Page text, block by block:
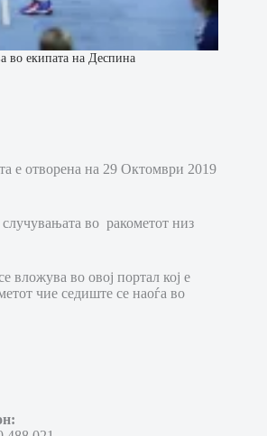
во екипата на Деспина
е отворена на 29 Октомври 2019
случувањата во ракометот низ
вложува во овој портал кој е
чие седиште се наоѓа во